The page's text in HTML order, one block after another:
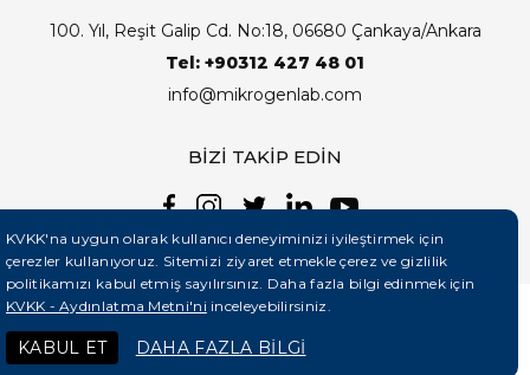
100. Yıl, Reşit Galip Cd. No:18, 06680 Çankaya/Ankara
Tel: +90312 427 48 01
info@mikrogenlab.com
BİZİ TAKİP EDİN
Teknobay (+90 444 5 331)
KVKK'na uygun olarak kullanıcı deneyiminizi iyileştirmek için
çerezler kullanıyoruz. Sitemizi ziyaret etmekle çerez ve gizlilik
politikamızı kabul etmiş sayılırsınız. Daha fazla bilgi edinmek için
KVKK - Aydınlatma Metni'ni inceleyebilirsiniz.
KABUL ET DAHA FAZLA BİLGİ